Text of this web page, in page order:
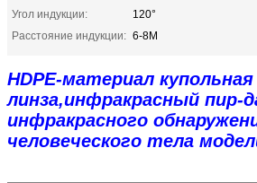
Угол индукции:
120°
Расстояние индукции: 6-8M
HDPE-материал
линза,инфракрасный пир-
инфракрасного
человеческого тела